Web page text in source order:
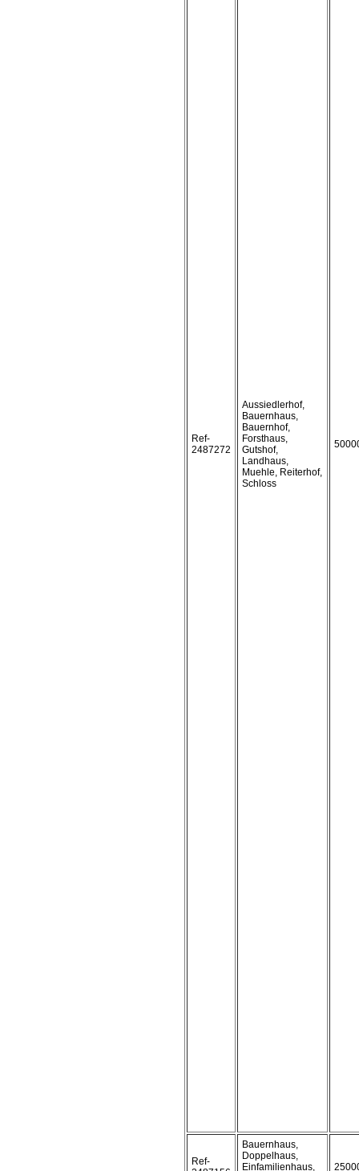
Ref-
2487272
Aussiedlerhof,
Bauernhaus,
Bauernhof,
Forsthaus,
Gutshof,
Landhaus,
Muehle, Reiterhof,
Schloss
Ref-
Bauernhaus,
Doppelhaus,
Einfamilienhaus,